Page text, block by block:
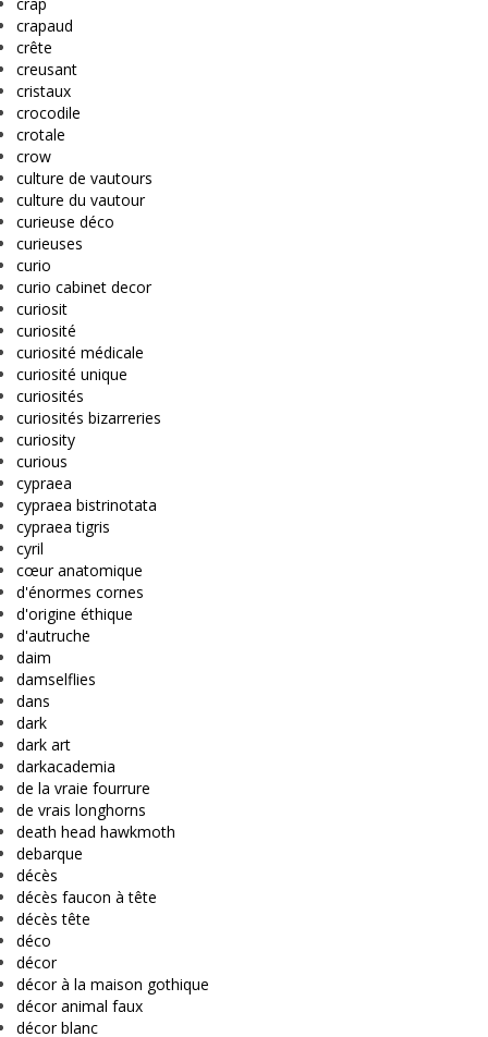
crapaud
crête
creusant
cristaux
crocodile
crotale
crow
culture de vautours
culture du vautour
curieuse déco
curieuses
curio
curio cabinet decor
curiosit
curiosité
curiosité médicale
curiosité unique
curiosités
curiosités bizarreries
curiosity
curious
cypraea
cypraea bistrinotata
cypraea tigris
cyril
cœur anatomique
d'énormes cornes
d'origine éthique
d'autruche
daim
damselflies
dans
dark
dark art
darkacademia
de la vraie fourrure
de vrais longhorns
death head hawkmoth
debarque
décès
décès faucon à tête
décès tête
déco
décor
décor à la maison gothique
décor animal faux
décor blanc